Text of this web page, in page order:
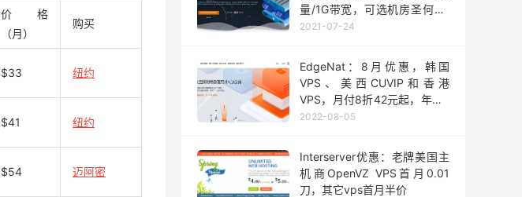
价格
（月）
购买
$33 纽约
$41 纽约
$54 迈阿密
量/1G带宽，可选机房圣何塞/
芝加哥/达拉斯/亚特拉大/荷
2021-07-24
EdgeNat：8月优惠，韩国
VPS、美西CUVIP和香港
VPS，月付8折42元起，年付7
折
2022-08-05
Interserver优惠：老牌美国主
机商OpenVZ VPS首月0.01
刀，其它vps首月半价